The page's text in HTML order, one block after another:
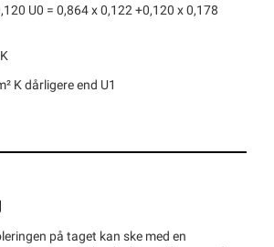
U0 = 0,864 x 0,122 +0,120 x 0,178
K dårligere end U1
på taget kan ske med en